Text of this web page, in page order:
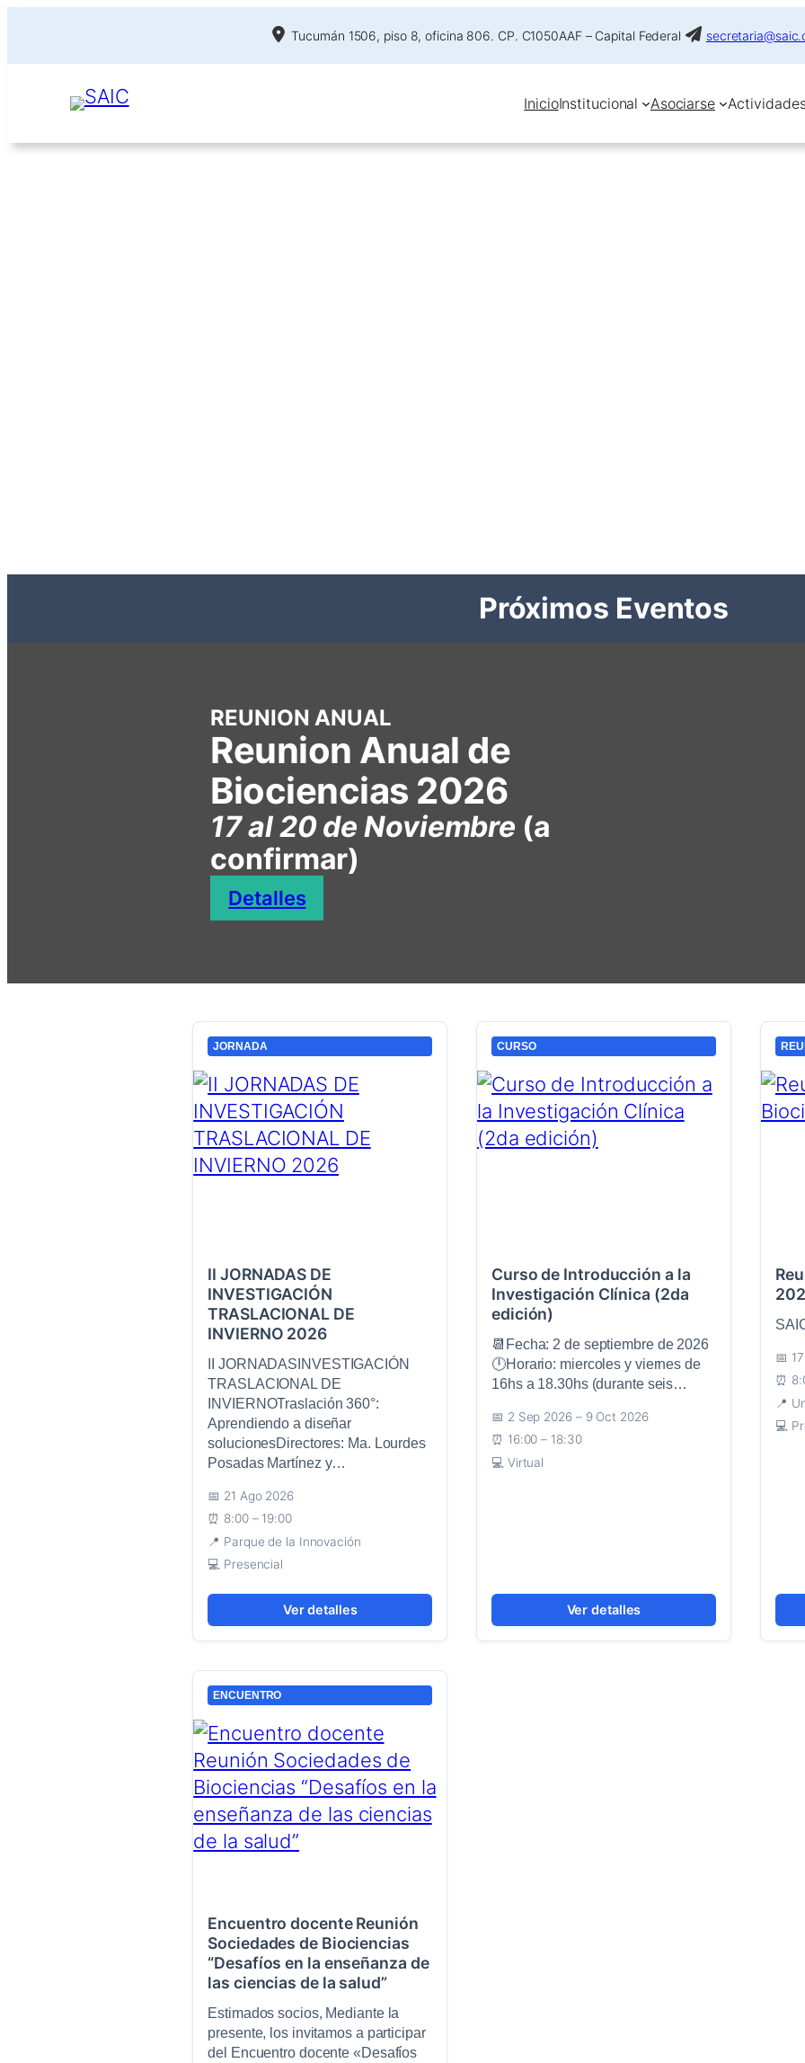
Tucumán 1506, piso 8, oficina 806. CP. C1050AAF – Capital Federal
InicioInstitucional Asociarse
Próximos Eventos
REUNION ANUAL
Reunion Anual de
Biociencias 2026
17 al 20 de Noviembre (a
confirmar)
Detalles
JORNADA
II JORNADAS DE
INVESTIGACIÓN
TRASLACIONAL DE
INVIERNO 2026
II JORNADASINVESTIGACIÓN
TRASLACIONAL DE
INVIERNOTraslación 360°:
Aprendiendo a diseñar
solucionesDirectores: Ma. Lourdes
Posadas Martínez y…
21 Ago 2026
8:00 – 19:00
Parque de la Innovación
Presencial
Ver detalles
CURSO
Curso de Introducción a la
Investigación Clínica (2da
edición)
📆Fecha: 2 de septiembre de 2026
🕛Horario: miercoles y viernes de
16hs a 18.30hs (durante seis…
2 Sep 2026 – 9 Oct 2026
16:00 – 18:30
Virtual
Ver detalles
ENCUENTRO
Encuentro docente Reunión
Sociedades de Biociencias
“Desafíos en la enseñanza de
las ciencias de la salud”
Estimados socios, Mediante la
presente, los invitamos a participar
del Encuentro docente «Desafíos